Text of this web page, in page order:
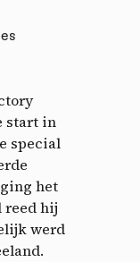
start in
special
het
reed hij
werd